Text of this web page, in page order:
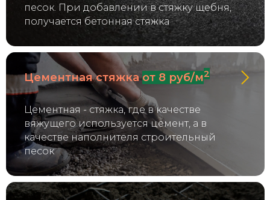
песок. При добавлении в стяжку щебня,
получается бетонная стяжка
Цементная стяжкаот 8 руб/м2
Цементная - стяжка, где в качестве
вяжущего используется цемент, а в
качестве наполнителя строительный
песок